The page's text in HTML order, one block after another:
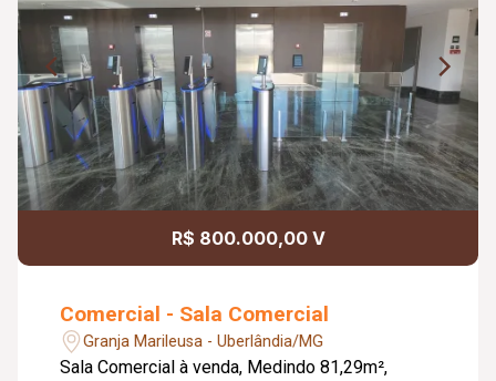
R$ 800.000,00 V
Comercial - Sala Comercial
Granja Marileusa - Uberlândia/MG
Sala Comercial à venda, Medindo 81,29m²,